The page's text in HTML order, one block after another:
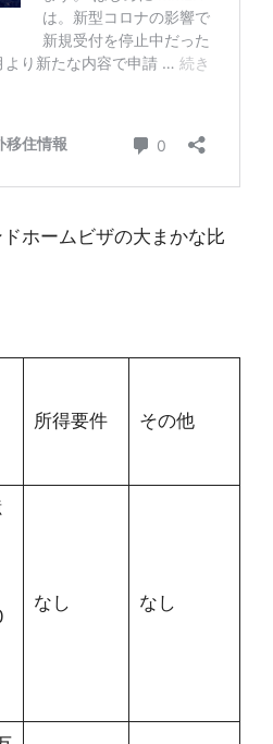
ホームビザの大まかな比
所得要件 その他
なし なし